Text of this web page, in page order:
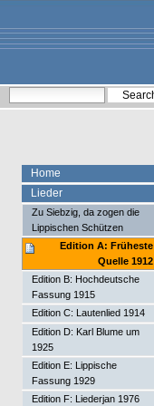
content.
navigation
Personal
tools
Home
Lieder
Zu Siebzig, da zogen die
Lippischen Schützen
Edition A: Früheste
Quelle 1912
Edition B: Hochdeutsche
Fassung 1915
Edition C: Lautenlied 1914
Edition D: Karl Blume um
1925
Edition E: Lippische
Fassung 1929
Edition F: Liederjan 1976